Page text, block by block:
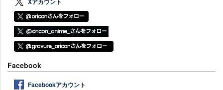
Facebook
Facebookアカウント